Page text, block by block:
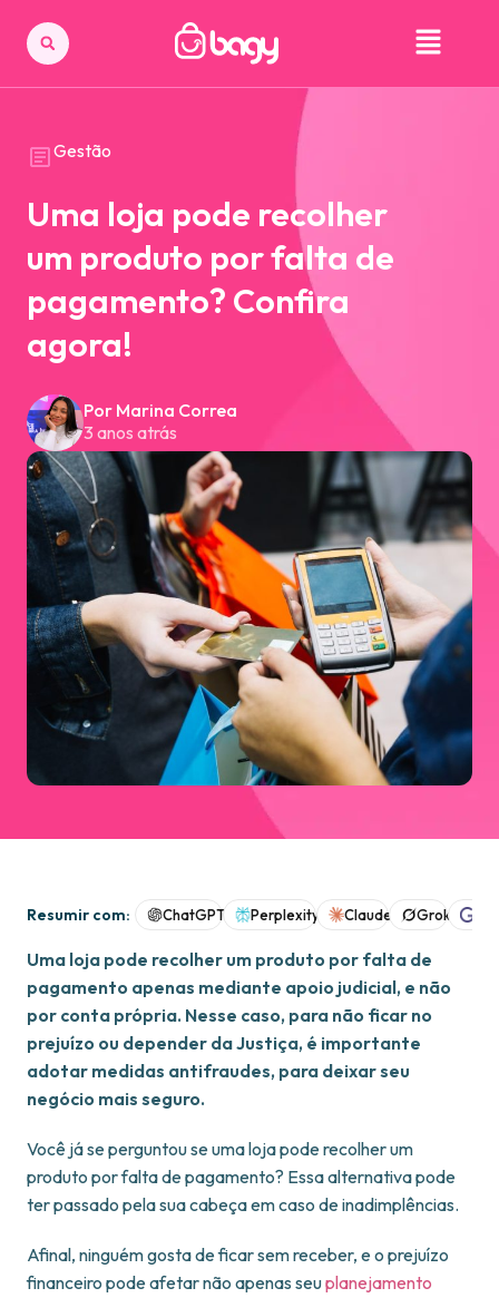
Gestão
Uma loja pode recolher
um produto por falta de
pagamento? Confira
agora!
Por Marina Correa
3 anos atrás
Resumir com: ChatGPT Perplexity Claude Grok
Uma loja pode recolher um produto por falta de
pagamento apenas mediante apoio judicial, e não
por conta própria. Nesse caso, para não ficar no
prejuízo ou depender da Justiça, é importante
adotar medidas antifraudes, para deixar seu
negócio mais seguro.
Você já se perguntou se uma loja pode recolher um
produto por falta de pagamento? Essa alternativa pode
ter passado pela sua cabeça em caso de inadimplências.
Afinal, ninguém gosta de ficar sem receber, e o prejuízo
financeiro pode afetar não apenas seuplanejamento